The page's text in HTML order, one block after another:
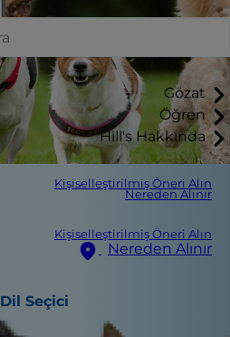
Gözat
Öğren
Hill's Hakkında
Kişiselleştirilmiş Öneri Alın
Nereden Alınır
Kişiselleştirilmiş Öneri Alın
Nereden Alınır
Dil Seçici